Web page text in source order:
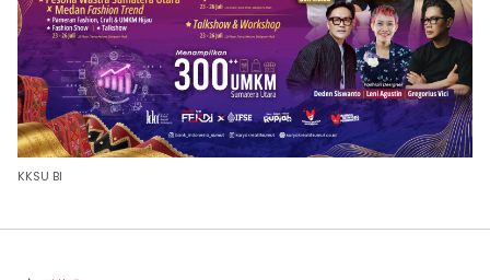
KKSU BI